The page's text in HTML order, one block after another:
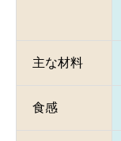
主な材料
食感